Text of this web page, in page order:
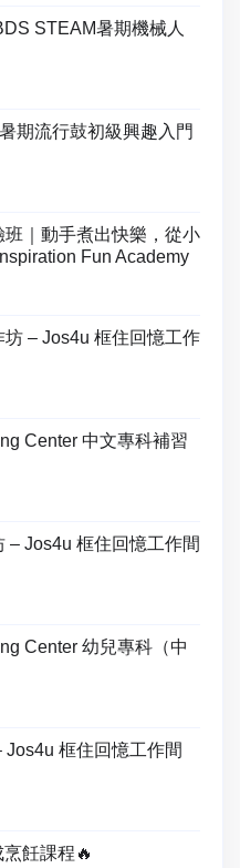
STEAM暑期機械人
期流行鼓初級興趣入門
班｜動手煮出快樂，從小
Fun Academy
– Jos4u 框住回憶工作
Center 中文專科補習
– Jos4u 框住回憶工作間
Center 幼兒專科（中
Jos4u 框住回憶工作間
飪課程🔥